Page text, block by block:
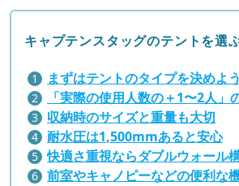
キャプテンスタッグのテントを選
まずはテントのタイプを決めよう
「実際の使用人数の＋1〜2人」
収納時のサイズと重量も大切
耐水圧は1,500mmあると安心
快適さ重視ならダブルウォール
前室やキャノピーなどの便利な